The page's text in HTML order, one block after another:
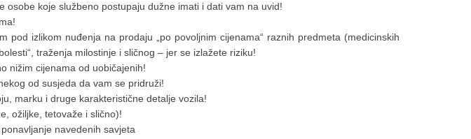
koje službeno postupaju dužne imati i dati vam na uvid!
izlikom nuđenja na prodaju „po povoljnim cijenama“ raznih predmeta (medicinskih
traženja milostinje i sličnog – jer se izlažete riziku!
nižim cijenama od uobičajenih!
od susjeda da vam se pridruži!
marku i druge karakteristične detalje vozila!
ožiljke, tetovaže i slično)!
navedenih savjeta